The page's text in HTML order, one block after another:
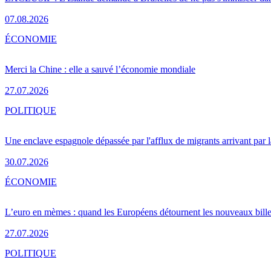
07.08.2026
Merci la Chine : elle a sauvé l’économie mondiale
27.07.2026
ÉCONOMIE
Une enclave espagnole dépassée par l'afflux de migrants arrivant par
30.07.2026
POLITIQUE
L’euro en mèmes : quand les Européens détournent les nouveaux
27.07.2026
ÉCONOMIE
POLITIQUE